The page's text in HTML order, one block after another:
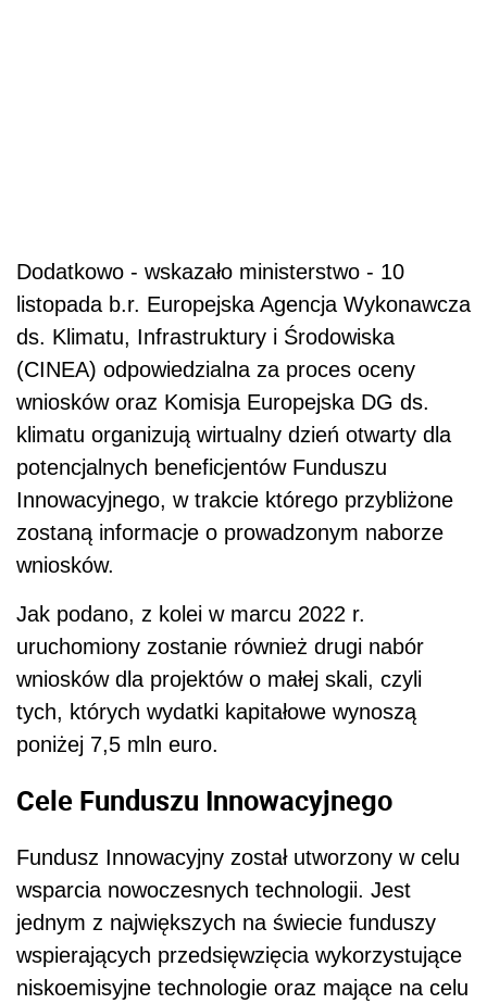
Dodatkowo - wskazało ministerstwo - 10
listopada b.r. Europejska Agencja Wykonawcza
ds. Klimatu, Infrastruktury i Środowiska
(CINEA) odpowiedzialna za proces oceny
wniosków oraz Komisja Europejska DG ds.
klimatu organizują wirtualny dzień otwarty dla
potencjalnych beneficjentów Funduszu
Innowacyjnego, w trakcie którego przybliżone
zostaną informacje o prowadzonym naborze
wniosków.
Jak podano, z kolei w marcu 2022 r.
uruchomiony zostanie również drugi nabór
wniosków dla projektów o małej skali, czyli
tych, których wydatki kapitałowe wynoszą
poniżej 7,5 mln euro.
Cele Funduszu Innowacyjnego
Fundusz Innowacyjny został utworzony w celu
wsparcia nowoczesnych technologii. Jest
jednym z największych na świecie funduszy
wspierających przedsięwzięcia wykorzystujące
niskoemisyjne technologie oraz mające na celu